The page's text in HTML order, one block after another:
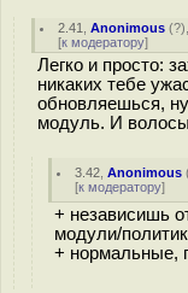
2.41 ,Anonimous (?
[к модератору]
Легко и просто:
никаких тебе
обновляешься,
модуль. И
3.42 ,Anonimous
[к модератору]
+ независишь
модули/
+ нормальные,